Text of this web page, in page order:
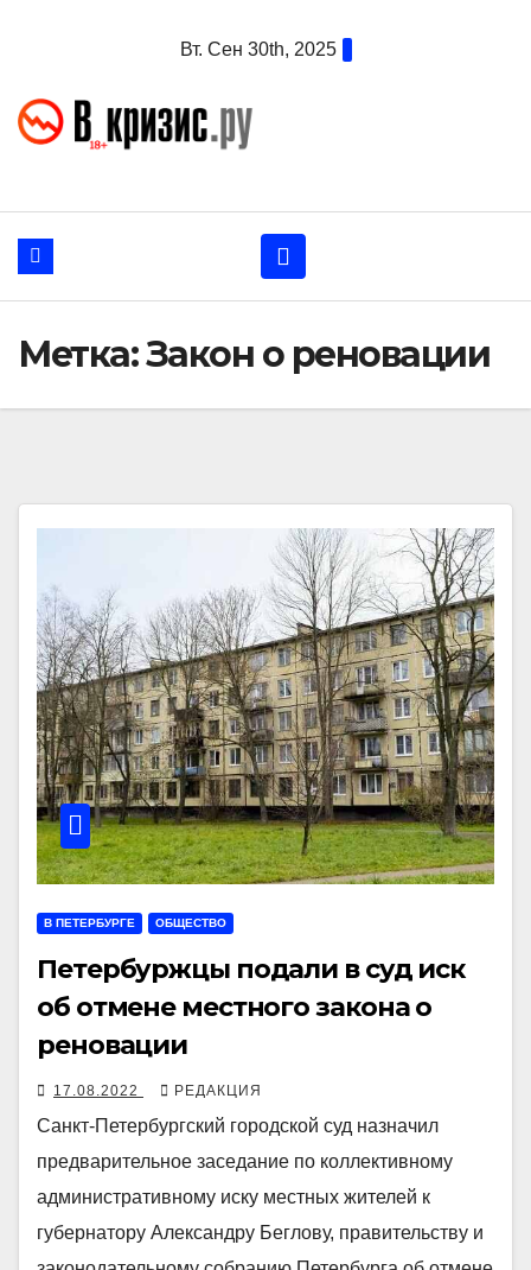
Вт. Сен 30th, 2025
Метка:Закон о реновации
В ПЕТЕРБУРГЕ ОБЩЕСТВО
Петербуржцы подали в суд иск
об отмене местного закона о
реновации
17.08.2022 РЕДАКЦИЯ
Санкт-Петербургский городской суд назначил
предварительное заседание по коллективному
административному иску местных жителей к
губернатору Александру Беглову, правительству и